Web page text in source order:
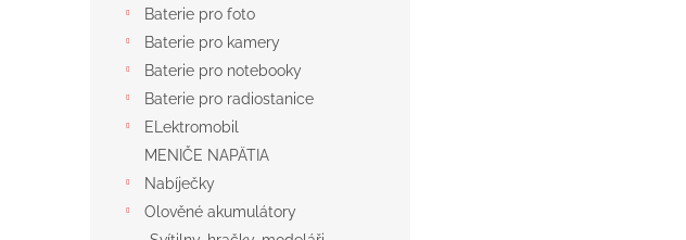
Baterie pro foto
Baterie pro kamery
Baterie pro notebooky
Baterie pro radiostanice
ELektromobil
MENIČE NAPÄTIA
Nabíječky
Olověné akumulátory